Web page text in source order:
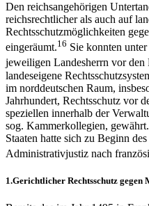
Den reichsangehörigen
reichsrechtlicher als auch auf
Rechtsschutzmöglichkeiten
eingeräumt.16 Sie konnten
jeweiligen Landesherrn vor den
landeseigene
im norddeutschen Raum,
Jahrhundert, Rechtsschutz vor
speziellen innerhalb der
sog. Kammerkollegien,
Staaten hatte sich zu Beginn
Administrativjustiz nach
1.Gerichtlicher Rechtsschutz gegen